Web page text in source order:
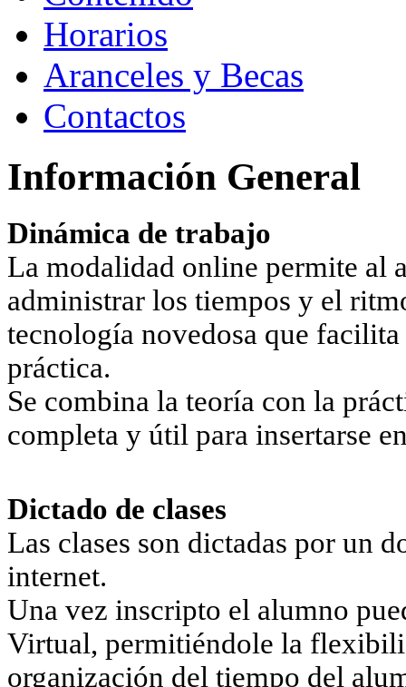
Horarios
Aranceles y Becas
Contactos
Información General
Dinámica de trabajo
La modalidad online permite al
administrar los tiempos y el
tecnología novedosa que
práctica.
Se combina la teoría con la
completa y útil para insertarse
Dictado de clases
Las clases son dictadas por un
internet.
Una vez inscripto el alumno
Virtual, permitiéndole la
organización del tiempo del